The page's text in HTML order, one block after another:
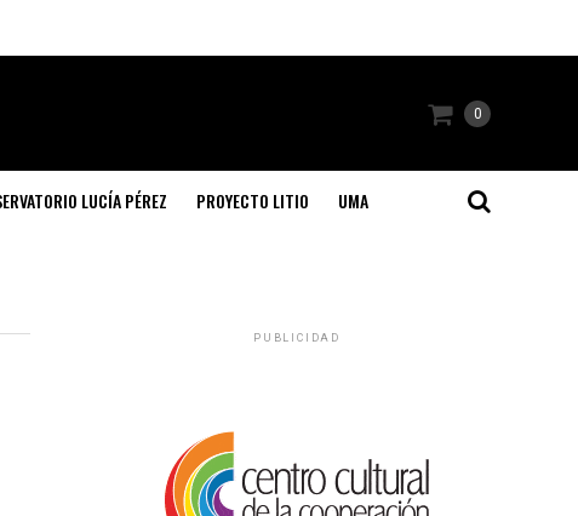
0
LUCÍA PÉREZ PROYECTO LITIO UMA
PUBLICIDAD